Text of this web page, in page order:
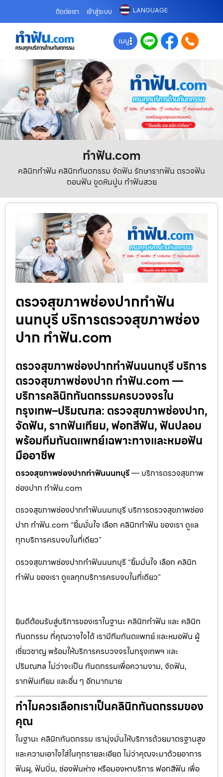
ติดต่อเรา เข้าสู่ระบบ LANGUAGE
เมนู
ทําฟัน.com
คลินิกทำฟัน คลินิกทันตกรรม จัดฟัน รักษารากฟัน ตรวจฟัน
ถอนฟัน ขูดหินปูน ทำฟันสวย
ตรวจสุขภาพช่องปากทำฟัน
นนทบุรี บริการตรวจสุขภาพช่อง
ปาก ทำฟัน.com
ตรวจสุขภาพช่องปากทำฟันนนทบุรี บริการ
ตรวจสุขภาพช่องปาก ทำฟัน.com —
บริการคลินิกทันตกรรมครบวงจรใน
กรุงเทพ–ปริมณฑล: ตรวจสุขภาพช่องปาก,
จัดฟัน, รากฟันเทียม, ฟอกสีฟัน, ฟันปลอม
พร้อมทีมทันตแพทย์เฉพาะทางและหมอฟัน
มืออาชีพ
ตรวจสุขภาพช่องปากทำฟันนนทบุรี— บริการตรวจสุขภาพ
ช่องปาก ทำฟัน.com
ตรวจสุขภาพช่องปากทำฟันนนทบุรี บริการตรวจสุขภาพช่อง
ปาก ทำฟัน.com “ยิ้มมั่นใจ เลือก คลินิกทำฟัน ของเรา ดูแล
ทุกบริการครบจบในที่เดียว”
ตรวจสุขภาพช่องปากทำฟันนนทบุรี “ยิ้มมั่นใจ เลือก คลินิก
ทำฟัน ของเรา ดูแลทุกบริการครบจบในที่เดียว”
ยินดีต้อนรับสู่บริการของเราในฐานะ คลินิกทำฟัน และ คลินิก
ทันตกรรม ที่คุณวางใจได้ เรามีทีมทันตแพทย์ และหมอฟัน ผู้
เชี่ยวชาญ พร้อมให้บริการครบวงจรในกรุงเทพฯ และ
ปริมณฑล ไม่ว่าจะเป็น ทันตกรรมเพื่อความงาม, จัดฟัน,
รากฟันเทียม และอื่น ๆ อีกมากมาย
ทำไมควรเลือกเราเป็นคลินิกทันตกรรมของ
คุณ
ในฐานะ คลินิกทันตกรรม เรามุ่งมั่นให้บริการด้วยมาตรฐานสูง
และความเอาใจใส่ในทุกรายละเอียด ไม่ว่าคุณจะมาด้วยอาการ
ฟันผุ, ฟันบิ่น, ช่องฟันห่าง หรือมองหาบริการ ฟอกสีฟัน เพื่อ